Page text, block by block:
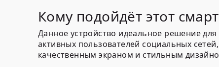
Кому подойдёт этот
Данное устройство идеальное решение
активных пользователей социальных
качественным экраном и стильным